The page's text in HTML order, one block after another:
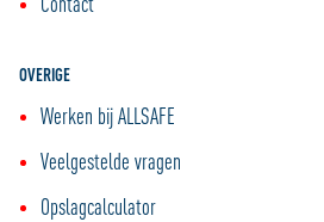
OVERIGE
Werken bij ALLSAFE
Veelgestelde vragen
Opslagcalculator